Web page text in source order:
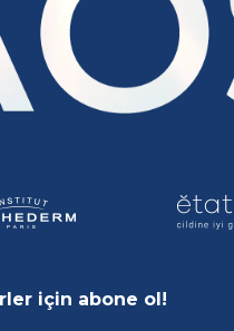
için abone ol!